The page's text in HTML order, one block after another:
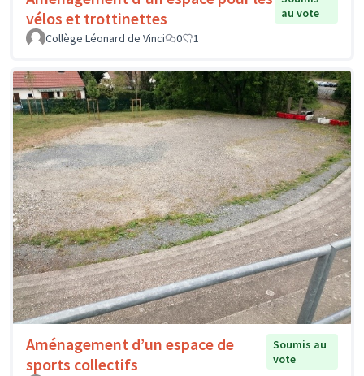
vélos et trottinettes
au vote
Collège Léonard de Vinci
0 1
Aménagement d’un espace de
sports collectifs
Soumis au
vote